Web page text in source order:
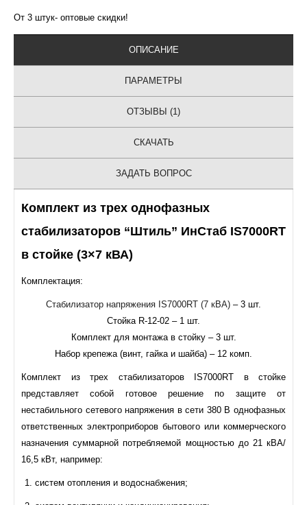
От 3 штук- оптовые скидки!
ОПИСАНИЕ
ПАРАМЕТРЫ
ОТЗЫВЫ (1)
СКАЧАТЬ
ЗАДАТЬ ВОПРОС
Комплект из трех однофазных
стабилизаторов “Штиль” ИнСтаб IS7000RT
в стойке (3×7 кВА)
Комплектация:
Стабилизатор напряжения IS7000RT (7 кВА) – 3 шт.
Стойка R-12-02 – 1 шт.
Комплект для монтажа в стойку – 3 шт.
Набор крепежа (винт, гайка и шайба) – 12 комп.
Комплект из трех стабилизаторов IS7000RT в стойке
представляет собой готовое решение по защите от
нестабильного сетевого напряжения в сети 380 В однофазных
ответственных электроприборов бытового или коммерческого
назначения суммарной потребляемой мощностью до 21 кВА/
16,5 кВт, например:
систем отопления и водоснабжения;